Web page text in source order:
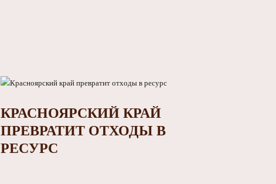
КРАСНОЯРСКИЙ КРАЙ
ПРЕВРАТИТ ОТХОДЫ В
РЕСУРС